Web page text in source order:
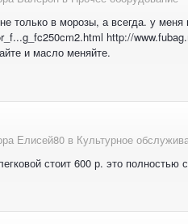
только в морозы, а всегда. у меня
http://
и масло меняйте.
Елисей80 в Культурное
стоит 600 р. это полностью